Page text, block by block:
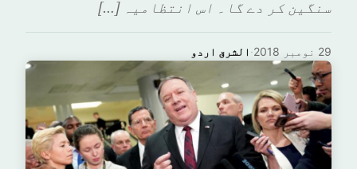
سنگین کر دے گا۔ اس انتظامیہ […]
الشرق اردو · 29 نومبر 2018